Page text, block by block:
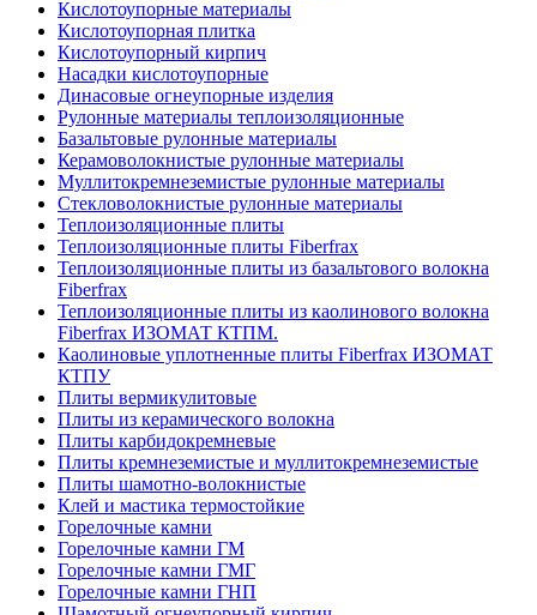
Кислотоупорные материалы
Кислотоупорная плитка
Кислотоупорный кирпич
Насадки кислотоупорные
Динасовые огнеупорные изделия
Рулонные материалы теплоизоляционные
Базальтовые рулонные материалы
Керамоволокнистые рулонные материалы
Муллитокремнеземистые рулонные материалы
Стекловолокнистые рулонные материалы
Тепло­изоляционные плиты
Теплоизоляционные плиты Fiberfrax
Теплоизоляционные плиты из базальтового волокна
Fiberfrax
Теплоизоляционные плиты из каолинового волокна
Fiberfrax ИЗОМАТ КТПМ.
Каолиновые уплотненные плиты Fiberfrax ИЗОМАТ
КТПУ
Плиты вермикулитовые
Плиты из керамического волокна
Плиты карбидокремневые
Плиты кремнеземистые и муллитокремнеземистые
Плиты шамотно-волокнистые
Клей и мастика термостойкие
Горелочные камни
Горелочные камни ГМ
Горелочные камни ГМГ
Горелочные камни ГНП